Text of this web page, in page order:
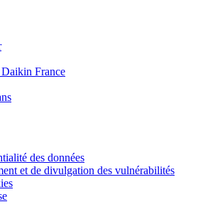
France
des données
et de divulgation des vulnérabilités